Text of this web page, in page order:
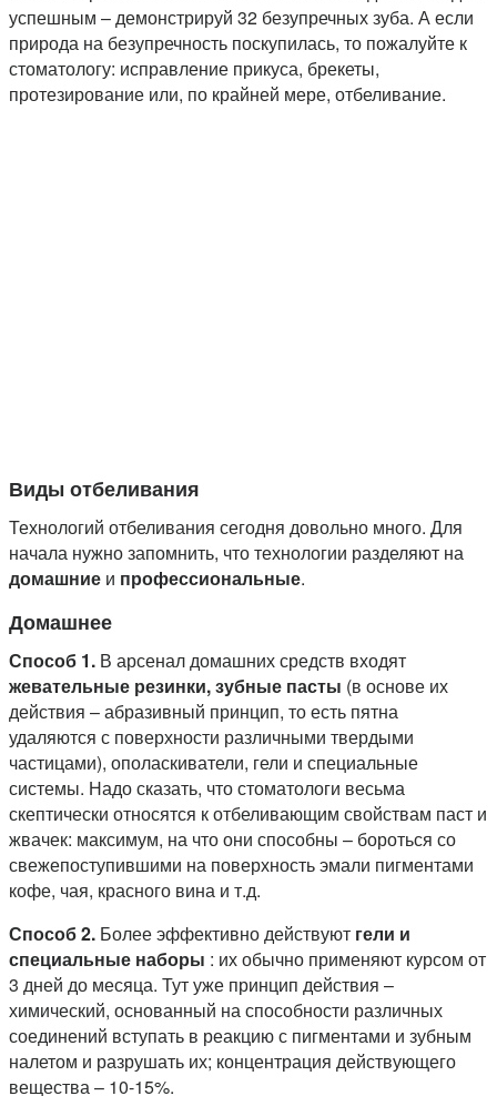
успешным – демонстрируй 32 безупречных зуба. А если
природа на безупречность поскупилась, то пожалуйте к
стоматологу: исправление прикуса, брекеты,
протезирование или, по крайней мере, отбеливание.
Виды отбеливания
Технологий отбеливания сегодня довольно много. Для
начала нужно запомнить, что технологии разделяют на
домашние и профессиональные.
Домашнее
Способ 1. В арсенал домашних средств входят
жевательные резинки, зубные пасты (в основе их
действия – абразивный принцип, то есть пятна
удаляются с поверхности различными твердыми
частицами), ополаскиватели, гели и специальные
системы. Надо сказать, что стоматологи весьма
скептически относятся к отбеливающим свойствам паст и
жвачек: максимум, на что они способны – бороться со
свежепоступившими на поверхность эмали пигментами
кофе, чая, красного вина и т.д.
Способ 2. Более эффективно действуют гели и
специальные наборы : их обычно применяют курсом от
3 дней до месяца. Тут уже принцип действия –
химический, основанный на способности различных
соединений вступать в реакцию с пигментами и зубным
налетом и разрушать их; концентрация действующего
вещества – 10-15%.